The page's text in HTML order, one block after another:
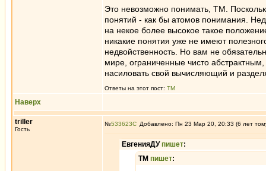
Это невозможно понимать, ТМ.
понятий - как бы атомов понимания.
на некое более высокое такое
никакие понятия уже не имеют
недвойственность. Но вам не
мире, ограниченные чисто
насиловать свой вычисляющий и
Ответы на этот пост: ТМ
Наверх
triller
Гость
№533623 Добавлено: Пн 23 Мар 20, 20:33 (6 лет
ЕвгенияДУпишет:
ТМ пишет: